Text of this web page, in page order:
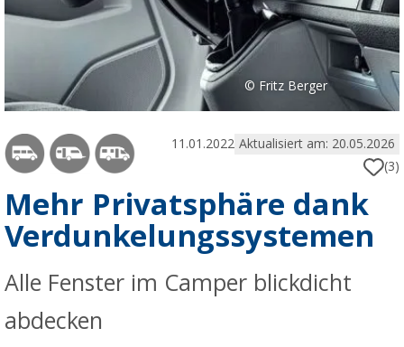
© Fritz Berger
11.01.2022 Aktualisiert am: 20.05.2026
(3)
Mehr Privatsphäre dank
Verdunkelungssystemen
Alle Fenster im Camper blickdicht
abdecken